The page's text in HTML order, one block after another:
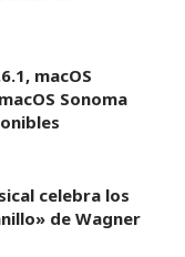
macOS
Sonoma
celebra los
de Wagner